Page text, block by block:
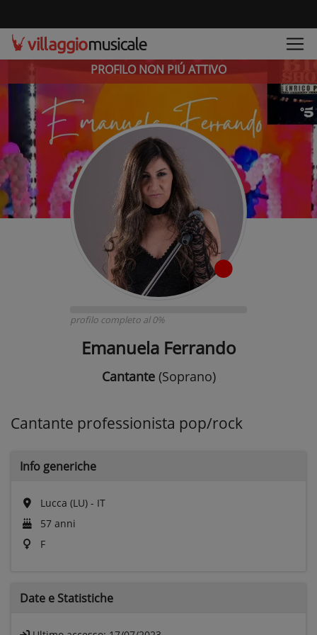
PROFILO NON PIÚ ATTIVO
profilo completo al 0%
Emanuela Ferrando
Cantante(Soprano)
Cantante professionista pop/rock
Info generiche
Lucca (LU) - IT
57 anni
F
Date e Statistiche